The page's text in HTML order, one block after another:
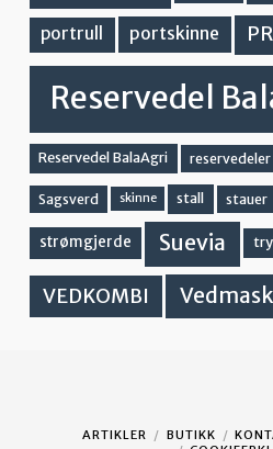
portrull portskinne
Reservedel
Reservedel BalaAgri reservedeler
Sagsverd skinne stall stauer
strømgjerde Suevia
VEDKOMBI
ARTIKLER BUTIKK